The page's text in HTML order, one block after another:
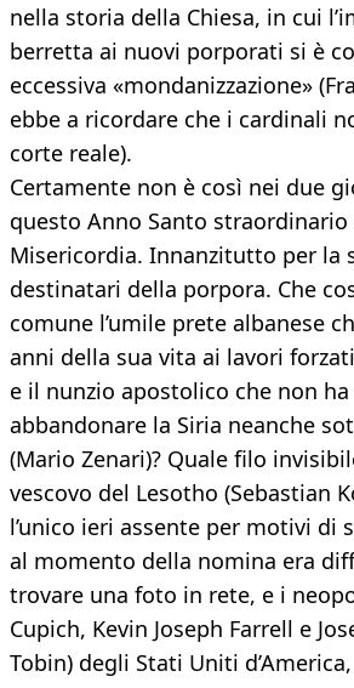
nella storia della Chiesa, in cui
berretta ai nuovi porporati si è
eccessiva «mondanizzazione»
ebbe a ricordare che i cardinali
corte reale).
Certamente non è così nei due
questo Anno Santo straordinario
Misericordia. Innanzitutto per la
destinatari della porpora. Che
comune l’umile prete albanese
anni della sua vita ai lavori
e il nunzio apostolico che non
abbandonare la Siria neanche
(Mario Zenari)? Quale filo
vescovo del Lesotho (Sebastian
l’unico ieri assente per motivi di
al momento della nomina era
trovare una foto in rete, e i
Cupich, Kevin Joseph Farrell e
Tobin) degli Stati Uniti